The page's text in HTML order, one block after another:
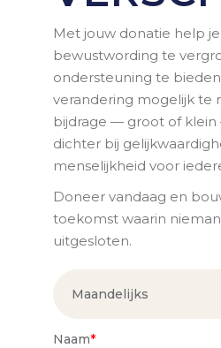
Met jouw donatie help
bewustwording te
ondersteuning te
verandering mogelijk te
bijdrage — groot of
dichter bij
menselijkheid voor
Doneer vandaag en
toekomst waarin
uitgesloten.
Naam*